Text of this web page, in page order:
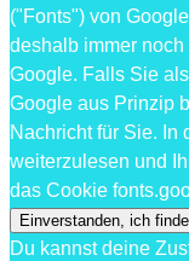
("Fonts") von
deshalb immer
Google. Falls Sie
Google aus Prinzip
Nachricht für Sie. In
weiterzulesen und
das Cookie
Einverstanden, ich
Du kannst deine